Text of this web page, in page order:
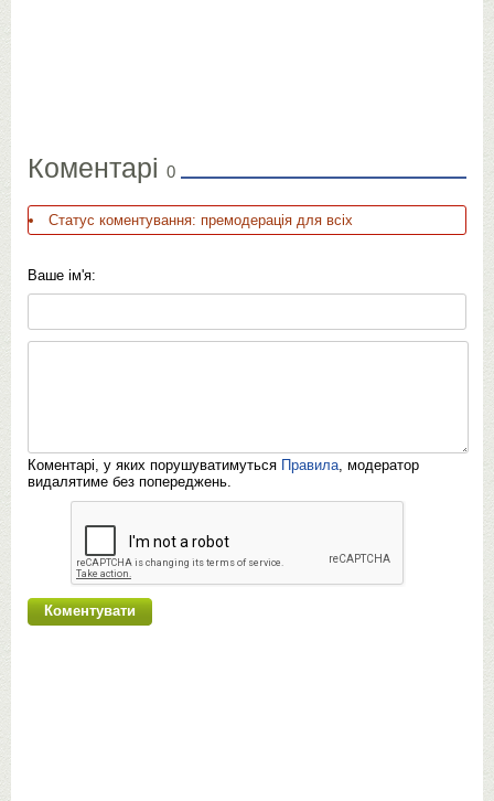
Коментарі 0
Статус коментування: премодерація для всіх
Ваше ім'я:
Коментарі, у яких порушуватимуться Правила, модератор
видалятиме без попереджень.